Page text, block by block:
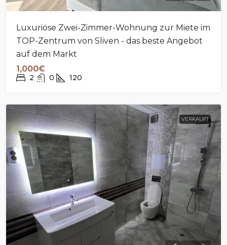
Luxuriöse Zwei-Zimmer-Wohnung zur Miete im
TOP-Zentrum von Sliven - das beste Angebot
auf dem Markt
1,000€
2 0 120
VERKAUFT